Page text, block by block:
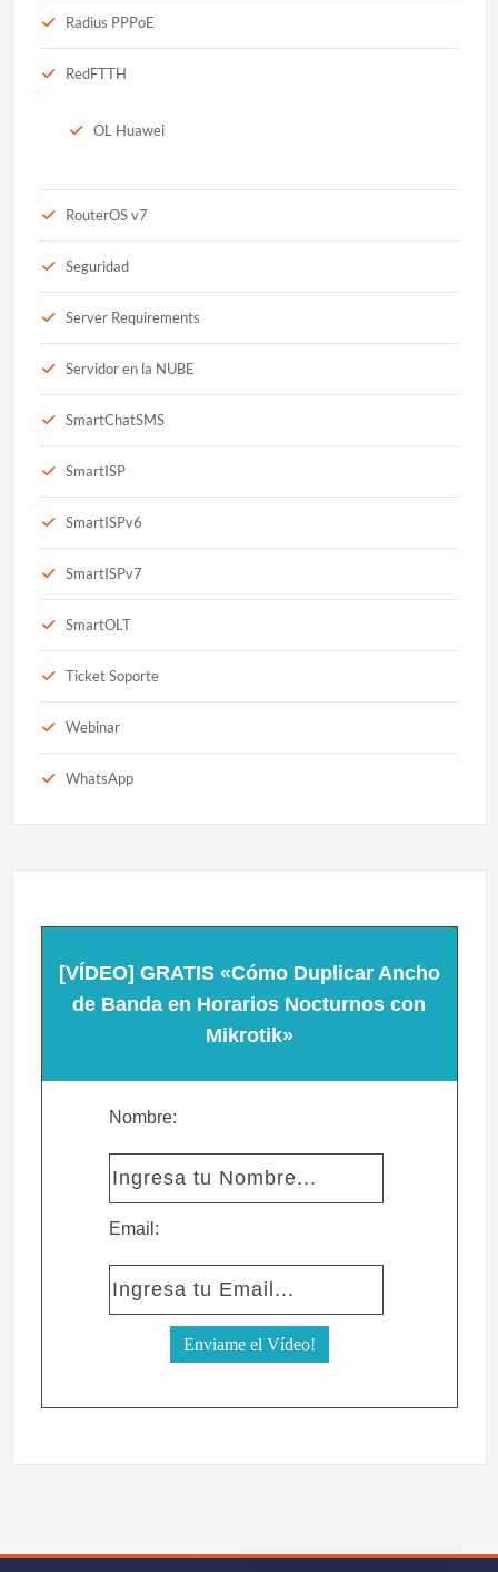
Radius PPPoE
RedFTTH
OL Huawei
RouterOS v7
Seguridad
Server Requirements
Servidor en la NUBE
SmartChatSMS
SmartISP
SmartISPv6
SmartISPv7
SmartOLT
Ticket Soporte
Webinar
WhatsApp
[VÍDEO] GRATIS «Cómo Duplicar Ancho
de Banda en Horarios Nocturnos con
Mikrotik»
Nombre:
Email: